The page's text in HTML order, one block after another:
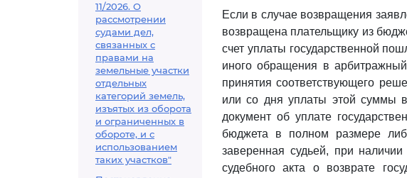
11/2026. О
рассмотрении
судами дел,
связанных с
правами на
земельные участки
отдельных
категорий земель,
изъятых из оборота
и ограниченных в
обороте, и с
использованием
таких участков"
Если в случае возвращения
возвращена плательщику из
счет уплаты государственной
иного обращения в
принятия соответствующего
или со дня уплаты этой суммы
документ об уплате
бюджета в полном размере
заверенная судьей, при
судебного акта о возврате